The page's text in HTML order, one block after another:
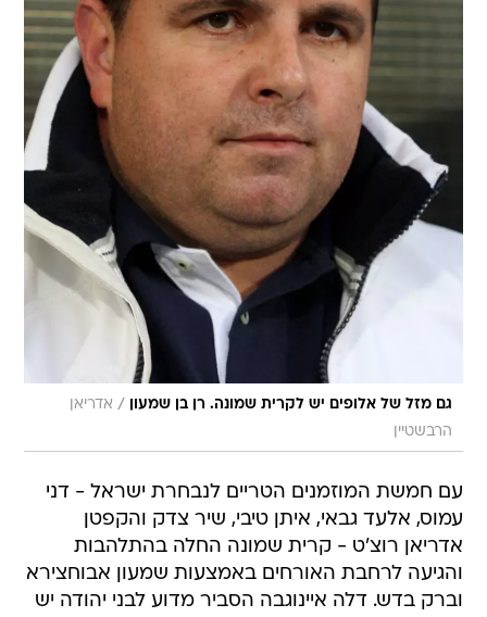
גם מזל של אלופים יש לקרית שמונה. רן בן שמעון / אדריאן
הרבשטיין
עם חמשת המוזמנים הטריים לנבחרת ישראל - דני
עמוס, אלעד גבאי, איתן טיבי, שיר צדק והקפטן
אדריאן רוצ'ט - קרית שמונה החלה בהתלהבות
והגיעה לרחבת האורחים באמצעות שמעון אבוחצירא
וברק בדש. דלה איינוגבה הסביר מדוע לבני יהודה יש